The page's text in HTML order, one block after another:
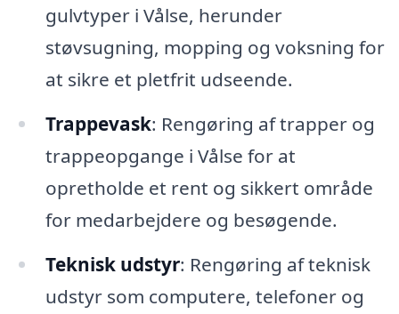
gulvtyper i Vålse, herunder
støvsugning, mopping og voksning for
at sikre et pletfrit udseende.
Trappevask: Rengøring af trapper og
trappeopgange i Vålse for at
opretholde et rent og sikkert område
for medarbejdere og besøgende.
Teknisk udstyr: Rengøring af teknisk
udstyr som computere, telefoner og